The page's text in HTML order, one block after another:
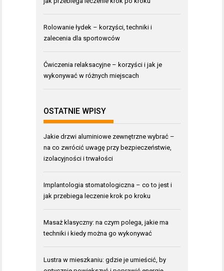
Rolowanie łydek – korzyści, techniki i
zalecenia dla sportowców
Ćwiczenia relaksacyjne – korzyści i jak je
wykonywać w różnych miejscach
OSTATNIE WPISY
Jakie drzwi aluminiowe zewnętrzne wybrać –
na co zwrócić uwagę przy bezpieczeństwie,
izolacyjności i trwałości
Implantologia stomatologiczna – co to jest i
jak przebiega leczenie krok po kroku
Masaż klasyczny: na czym polega, jakie ma
techniki i kiedy można go wykonywać
Lustra w mieszkaniu: gdzie je umieścić, by